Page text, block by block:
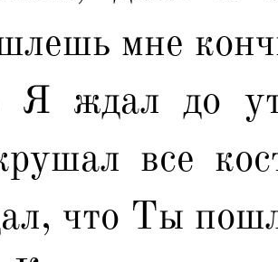
мне
Я ждал до
все
что Ты